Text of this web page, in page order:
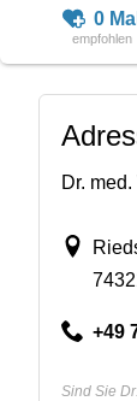
0 Mal
Dr.
+49
Sind Sie